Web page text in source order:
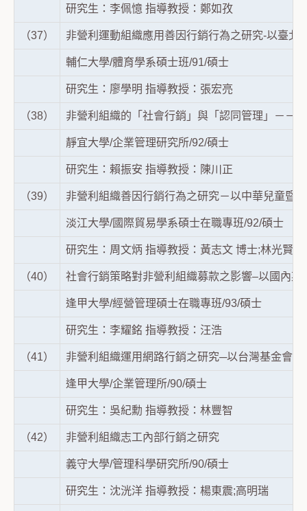
研究生：李佩憶 指導教授：鄭如孜
（37） 非營利運動組織應用善因行銷行為之研究-以臺北
輔仁大學/體育學系碩士班/91/碩士
研究生：廖學明 指導教授：張宏亮
（38） 非營利組織的「社會行銷」與「認同管理」－－
靜宜大學/企業管理研究所/92/碩士
研究生：賴振安 指導教授：陳川正
（39） 非營利組織善因行銷行為之研究－以中華兒童暨
淡江大學/國際貿易學系碩士在職專班/92/碩士
研究生：周文炳 指導教授：黃志文 博士;林光賢
（40） 社會行銷策略對非營利組織募款之影響–以國內
逢甲大學/經營管理碩士在職專班/93/碩士
研究生：李耀銘 指導教授：汪浩
（41） 非營利組織運用網路行銷之研究─以台灣基金會網
逢甲大學/企業管理所/90/碩士
研究生：吳紀勳 指導教授：林豐智
（42） 非營利組織志工內部行銷之研究
義守大學/管理科學研究所/90/碩士
研究生：沈洸洋 指導教授：楊東震;高明瑞